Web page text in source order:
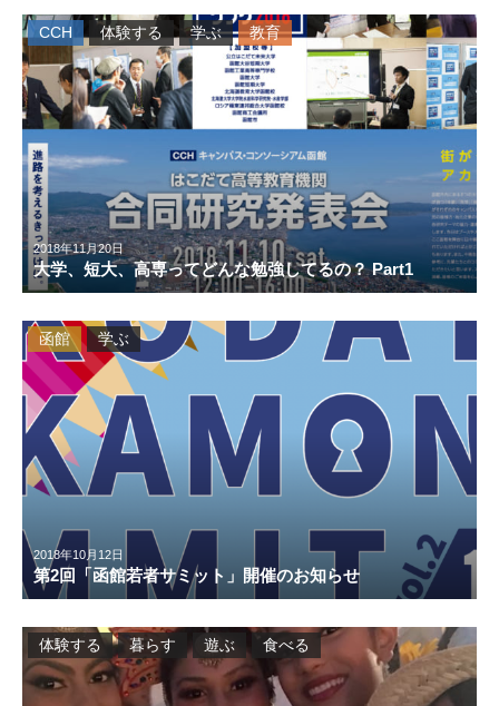
2018年11月20日
大学、短大、高専ってどんな勉強してるの？ Part1
CCH 体験する 学ぶ 教育
2018年10月12日
第2回「函館若者サミット」開催のお知らせ
函館 学ぶ
体験する 暮らす 遊ぶ 食べる